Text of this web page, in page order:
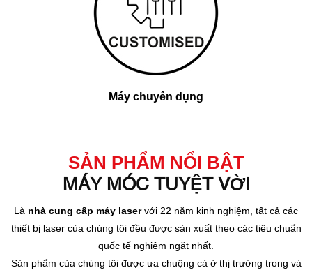
Máy chuyên dụng
SẢN PHẨM NỔI BẬT
MÁY MÓC TUYỆT VỜI
Là nhà cung cấp máy laservới 22 năm kinh nghiệm, tất cả các
thiết bị laser của chúng tôi đều được sản xuất theo các tiêu chuẩn
quốc tế nghiêm ngặt nhất.
Sản phẩm của chúng tôi được ưa chuộng cả ở thị trường trong và